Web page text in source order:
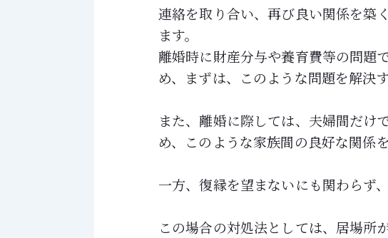
連絡を取り合い、再び良い関係を築
ます。
離婚時に財産分与や養育費等の問題
め、まずは、このような問題を解決
また、離婚に際しては、夫婦間だけ
め、このような家族間の良好な関係
一方、復縁を望まないにも関わらず
この場合の対処法としては、居場所